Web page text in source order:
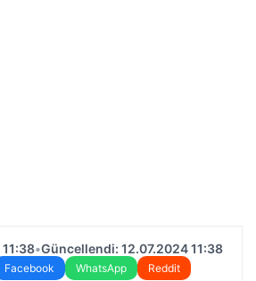
•Güncellendi: 12.07.2024 11:38
Facebook WhatsApp
Reddit